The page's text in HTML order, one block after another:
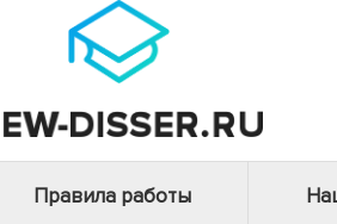
Правила работы